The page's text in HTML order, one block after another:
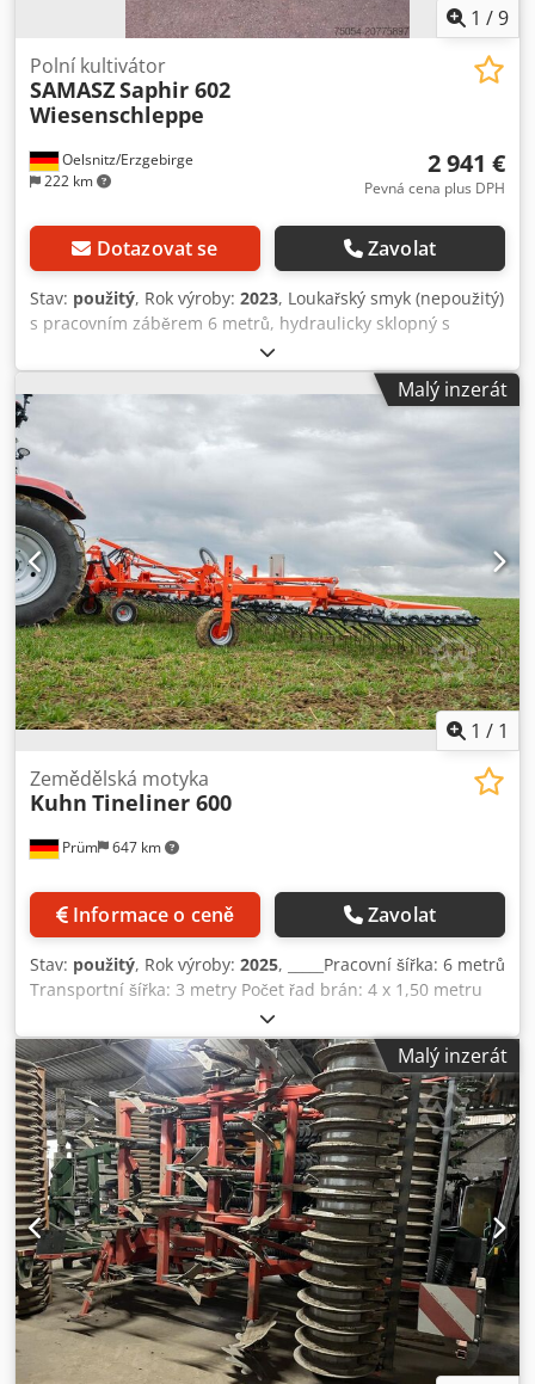
1 /9
Oelsnitz/Erzgebirge
222 km
Polní kultivátor
SAMASZSaphir 602
Wiesenschleppe
2 941 €
Pevná cena plus DPH
Dotazovat se Zavolat
Stav: použitý, Rok výroby: 2023, Loukařský smyk (nepoužitý)
s pracovním záběrem 6 metrů, hydraulicky sklopný s
přídavnými kluzáky pro lepší klouzání. Dwedpfxox Ia T Hj
Apqsa
Malý inzerát
1 / 1
Prüm 647 km
Zemědělská motyka
Kuhn Tineliner 600
Informace o ceně Zavolat
Stav: použitý, Rok výroby: 2025, _____Pracovní šířka: 6 metrů
Transportní šířka: 3 metry Počet řad brán: 4 x 1,50 metru
Počet pracovních prvků: 192 Délka pracovního prvku: 540
mm Průměr pracovního prvku: 7 mm Rozteč pracovních
prvků: 31,25 mm Počet řad pracovních prvků: 6 Počet
podpěrných kol: 6 Dwedpfx Aozdmuaspqea Skládání: ve 3
částech Tříbodové uchycení, kat. 2 Požadovaný výkon: 51
kW / 70 koní 1 dvouokruhové a 1 jednookruhové ovládací
zařízení Obrázek slouží jako ilustrace. Místo uskladnění:
null
Malý inzerát